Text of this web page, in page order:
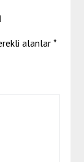
alanlar *